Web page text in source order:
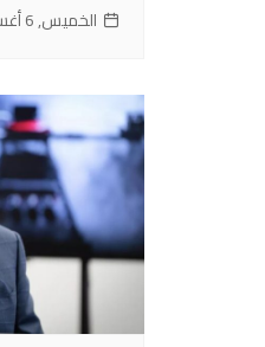
الخميس, 6 أغسطس 2026, 4:54